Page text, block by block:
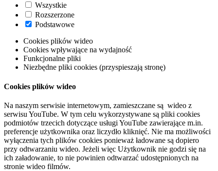
Wszystkie
Rozszerzone
Podstawowe
Cookies plików wideo
Cookies wpływające na wydajność
Funkcjonalne pliki
Niezbędne pliki cookies (przyspieszają stronę)
Cookies plików wideo
Na naszym serwisie internetowym, zamieszczane są wideo z
serwisu YouTube. W tym celu wykorzystywane są pliki cookies
podmiotów trzecich dotyczące usługi YouTube zawierające m.in.
preferencje użytkownika oraz liczydło kliknięć. Nie ma możliwości
wyłączenia tych plików cookies ponieważ ładowane są dopiero
przy odtwarzaniu wideo. Jeżeli więc Użytkownik nie godzi się na
ich załadowanie, to nie powinien odtwarzać udostępnionych na
stronie wideo filmów.